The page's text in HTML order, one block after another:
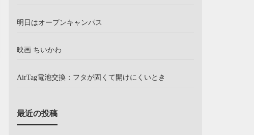
明日はオープンキャンパス
映画 ちいかわ
AirTag電池交換：フタが固くて開けにくいとき
最近の投稿